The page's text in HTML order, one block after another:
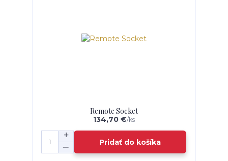
Remote Socket
134,70 €/ks
Pridať do košíka